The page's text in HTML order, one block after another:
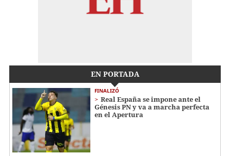
EN PORTADA
FINALIZÓ
Real España se impone ante el
Génesis PN y va a marcha perfecta
en el Apertura